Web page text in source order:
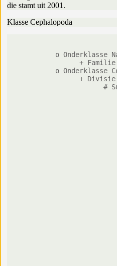
die stamt uit 2001.
Klasse Cephalopoda
o Onderklasse
+
o Onderklasse
+
#